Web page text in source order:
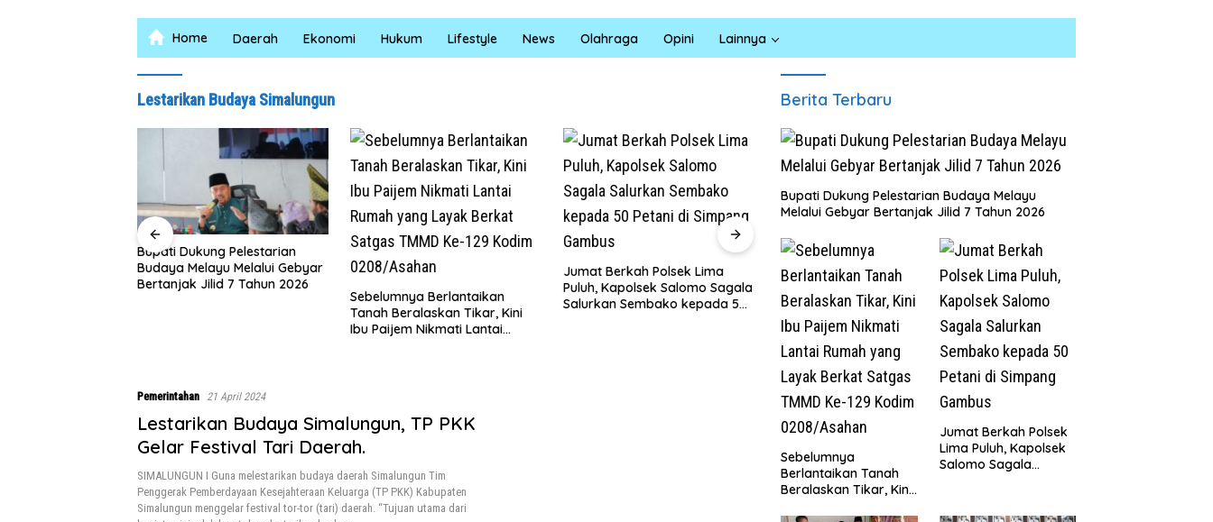
Home Daerah Ekonomi Hukum Lifestyle News Olahraga Opini Lainnya
Lestarikan Budaya Simalungun
Bupati Dukung Pelestarian
Budaya Melayu Melalui Gebyar
Bertanjak Jilid 7 Tahun 2026
Sebelumnya Berlantaikan
Tanah Beralaskan Tikar, Kini
Ibu Paijem Nikmati Lantai
Jumat Berkah Polsek Lima
Puluh, Kapolsek Salomo Sagala
Salurkan Sembako kepada 50
Satresnarkoba Polres Batu
Bara Gelar Jum’at Berkah,
Santuni Anak Yatim dan
Edukasi Bahaya Narkoba
INALUM Bersama Pemprov
Sumut Perkuat Komitmen
Pendidikan dan Konservasi
Lingkungan
Pemerintahan 21 April 2024
Lestarikan Budaya Simalungun, TP PKK
Gelar Festival Tari Daerah.
SIMALUNGUN I Guna melestarikan budaya daerah Simalungun Tim
Penggerak Pemberdayaan Kesejahteraan Keluarga (TP PKK) Kabupaten
Simalungun menggelar festival tor-tor (tari) daerah. “Tujuan utama dari
Berita Terbaru
Bupati Dukung Pelestarian Budaya Melayu
Melalui Gebyar Bertanjak Jilid 7 Tahun 2026
Sebelumnya
Berlantaikan Tanah
Beralaskan Tikar, Kini
Jumat Berkah Polsek
Lima Puluh, Kapolsek
Salomo Sagala
Simpang Gambus